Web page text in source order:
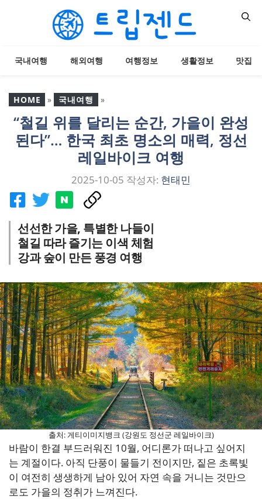
뛰
기
국내여행 해외여행 여행정보 생활정보 맛집
HOME » 국내여행 »
“철길 위를 달리는 순간, 가
을이 완성된다”… 한국 최
초 명소의 매력, 정선 레일
“철길 위를 달리는 순간, 가을이 완성
된다”… 한국 최초 명소의 매력, 정선
레일바이크 여행
2025-10-05 작성자: 현태민
선선한 가을, 특별한 나들이
철길 따라 즐기는 이색 체험
강과 숲이 만든 풍경 여행
출처: 게티이미지뱅크 (강원도 정선군 레일바이크)
바람이 한결 부드러워진 10월, 어디론가 떠나고 싶어지
는 계절이다. 아직 단풍이 물들기 전이지만, 짙은 초록빛
이 여전히 생생하게 남아 있어 자연 속을 거니는 것만으
로도 가을의 정취가 느껴진다.